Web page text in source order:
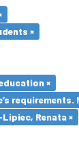
×
×
Renata ×